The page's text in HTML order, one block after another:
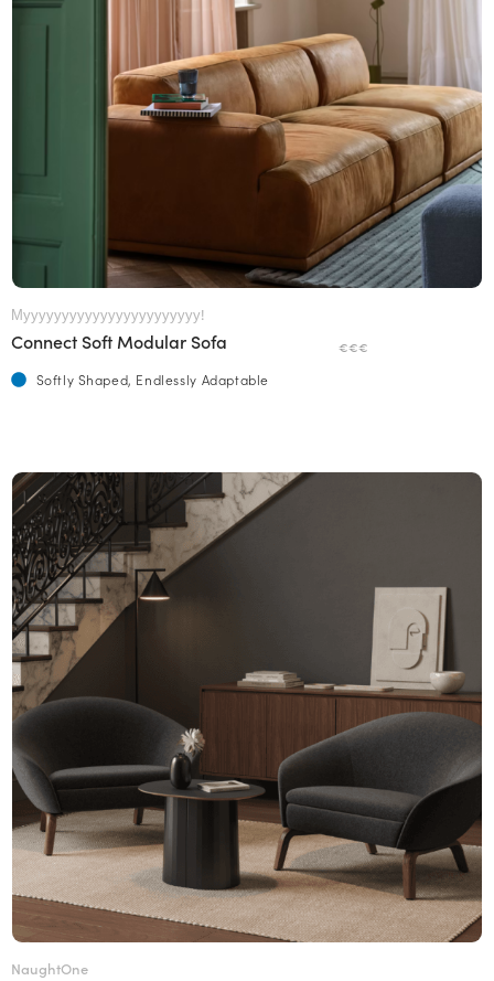
Мууууууууууууууууууууууу!
Connect Soft Modular Sofa €€€
Softly Shaped, Endlessly Adaptable
NaughtOne